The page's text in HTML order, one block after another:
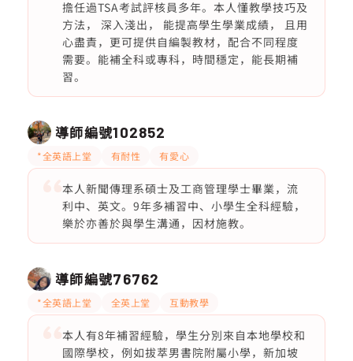
擔任過TSA考試評核員多年。本人懂教學技巧及
方法， 深入淺出， 能提高學生學業成績， 且用
心盡責，更可提供自編製教材，配合不同程度
需要。能補全科或專科，時間穩定，能長期補
習。
導師編號102852
*全英語上堂 有耐性 有愛心
本人新聞傳理系碩士及工商管理學士畢業，流
利中、英文。9年多補習中、小學生全科經驗，
樂於亦善於與學生溝通，因材施教。
導師編號76762
*全英語上堂 全英上堂 互動教學
本人有8年補習經驗，學生分別來自本地學校和
國際學校，例如拔萃男書院附屬小學，新加坡